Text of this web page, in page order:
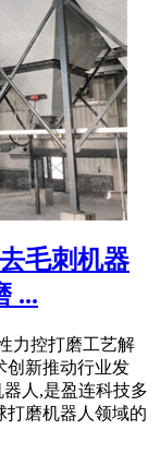
毛刺机器
...
力控打磨工艺解
创新推动行业发
人,是盈连科技多
打磨机器人领域的